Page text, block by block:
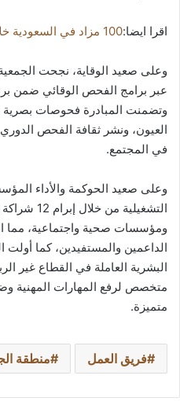
اقرا ايضا:100 مزاد في السعودية خلال يونيو لبيع 1131 أصلا عقاريا
عبر برامج الفحص الوقائي ضمن
وتضمنت المبادرة فحوصات
العيون، ونشر ثقافة الفحص
في المجتمع.
وعلى صعيد الحوكمة والأداء
التشغيلية
ومؤسسات صحية واجتماعية،
الداعمين والمستفيدين، كما أولت
البشرية العاملة في القطاع غير
متخصص لرفع المهارات المهنية
متميزة.
فريق العمل منطقة